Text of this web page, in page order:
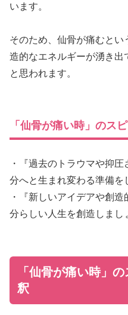
います。
そのため、仙骨が痛むとい
造的なエネルギーが湧き出
と思われます。
「仙骨が痛い時」のス
・『過去のトラウマや抑
分へと生まれ変わる準備を
・『新しいアイデアや創
分らしい人生を創造しまし
「仙骨が痛い時」
釈